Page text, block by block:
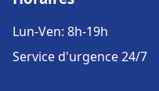
Lun-Ven: 8h-19h
Service d'urgence 24/7